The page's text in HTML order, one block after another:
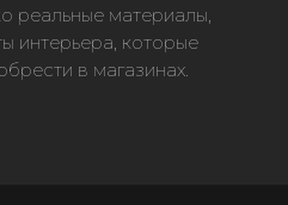
реальные материалы,
интерьера, которые
в магазинах.